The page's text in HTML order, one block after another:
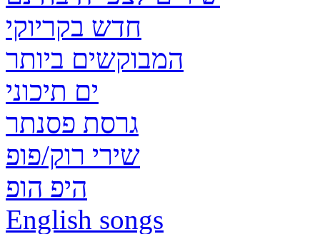
חדש בקריוקי
המבוקשים ביותר
ים תיכוני
גרסת פסנתר
שירי רוק/פופ
היפ הופ
English songs